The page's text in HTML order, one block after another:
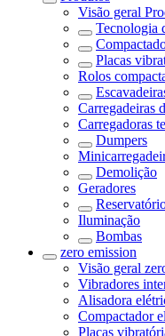
Visão geral
Tecnologia
Placas
Rolos
Carregadeiras
Carregadoras
Dumpers
Demolição
Geradores
Iluminação
Bombas
zero emission
Visão geral
Vibradores
Alisadora
Compactador
Placas